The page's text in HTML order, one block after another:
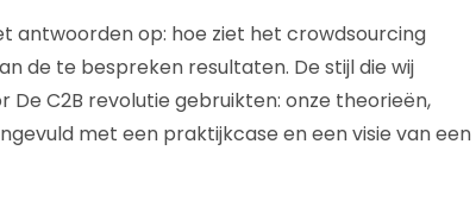
op: hoe ziet het crowdsourcing
de te bespreken resultaten. De stijl die wij
De C2B revolutie gebruikten: onze theorieën,
met een praktijkcase en een visie van een